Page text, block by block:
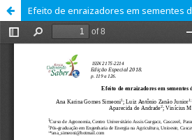
Efeito de enraizadores em sementes